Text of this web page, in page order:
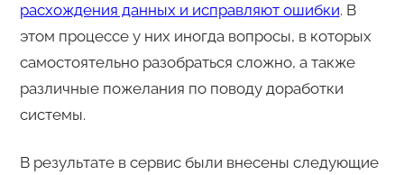
расхождения данных и исправляют ошибки. В
этом процессе у них иногда вопросы, в которых
самостоятельно разобраться сложно, а также
различные пожелания по поводу доработки
системы.
В результате в сервис были внесены следующие